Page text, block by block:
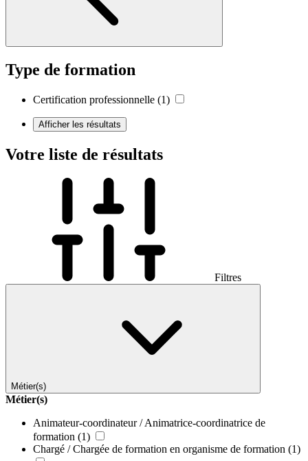
Type de formation
Certification professionnelle (1)
Afficher les résultats
Votre liste de résultats
Filtres
Métier(s)
Métier(s)
Animateur-coordinateur / Animatrice-coordinatrice de
formation (1)
Chargé / Chargée de formation en organisme de formation (1)